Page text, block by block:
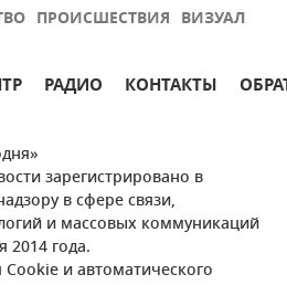
ПРОИСШЕСТВИЯ ВИЗУАЛ
РАДИО КОНТАКТЫ
зарегистрировано в
в сфере связи,
и массовых коммуникаций
2014 года.
и автоматического